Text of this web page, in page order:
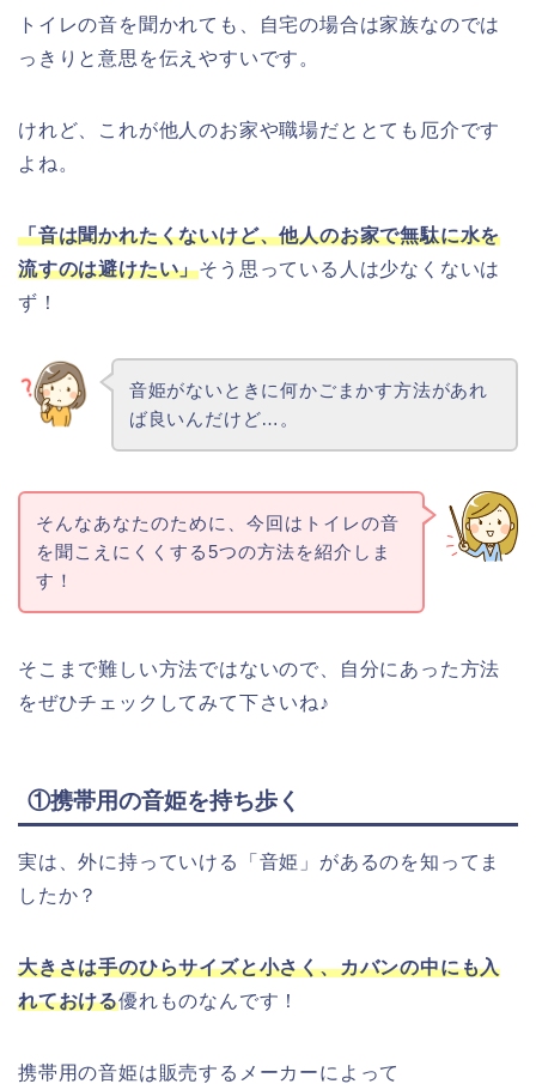
トイレの音を聞かれても、自宅の場合は家族なのでは
っきりと意思を伝えやすいです。
けれど、これが他人のお家や職場だととても厄介です
よね。
「音は聞かれたくないけど、他人のお家で無駄に水を
流すのは避けたい」そう思っている人は少なくないは
ず！
音姫がないときに何かごまかす方法があれ
ば良いんだけど…。
そんなあなたのために、今回はトイレの音
を聞こえにくくする5つの方法を紹介しま
す！
そこまで難しい方法ではないので、自分にあった方法
をぜひチェックしてみて下さいね♪
①携帯用の音姫を持ち歩く
実は、外に持っていける「音姫」があるのを知ってま
したか？
大きさは手のひらサイズと小さく、カバンの中にも入
れておける優れものなんです！
携帯用の音姫は販売するメーカーによって